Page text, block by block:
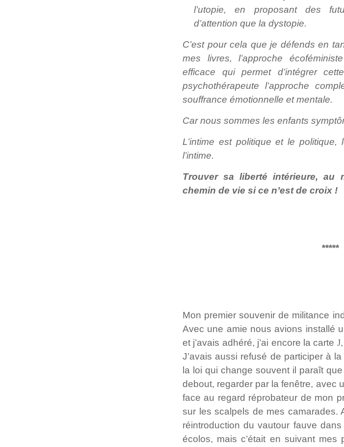
l’utopie, en proposant des
d’attention que la dystopie.
C’est pour cela que je défends en
mes livres, l’approche
efficace qui permet d’intégrer
psychothérapeute l’approche
souffrance émotionnelle et mentale.
Car nous sommes les enfants
L’intime est politique et le
l’intime.
Trouver sa liberté intérieure,
chemin de vie si ce n’est de croix !
*****
Mon premier souvenir de militance
Avec une amie nous avions installé
et j’avais adhéré, j’ai encore la carte J
J’avais aussi refusé de participer à
la loi qui change souvent il paraît
debout, regarder par la fenêtre, avec
face au regard réprobateur de mon
sur les scalpels de mes camarades.
réintroduction du vautour fauve
écolos, mais c’était en suivant mes